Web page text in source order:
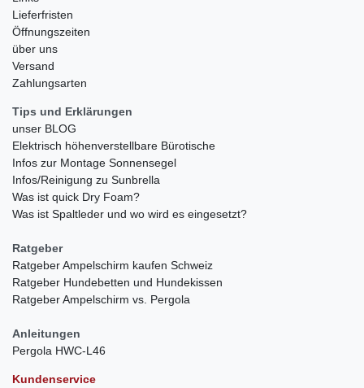
Lieferfristen
Öffnungszeiten
über uns
Versand
Zahlungsarten
Tips und Erklärungen
unser BLOG
Elektrisch höhenverstellbare Bürotische
Infos zur Montage Sonnensegel
Infos/Reinigung zu Sunbrella
Was ist quick Dry Foam?
Was ist Spaltleder und wo wird es eingesetzt?
Ratgeber
Ratgeber Ampelschirm kaufen Schweiz
Ratgeber Hundebetten und Hundekissen
Ratgeber Ampelschirm vs. Pergola
Anleitungen
Pergola HWC-L46
Kundenservice